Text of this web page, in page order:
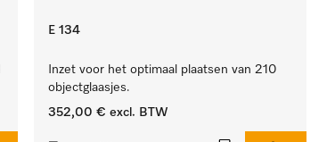
E 134
Inzet voor het optimaal plaatsen van 210
objectglaasjes.
352,00 € excl. BTW